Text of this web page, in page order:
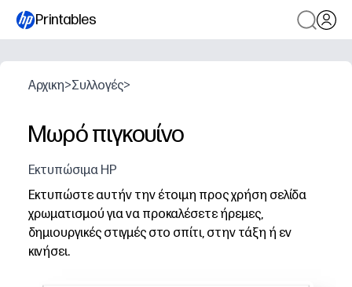
Printables
Αρχικη>Συλλογές>
Μωρό πιγκουίνο
Εκτυπώσιμα HP
Εκτυπώστε αυτήν την έτοιμη προς χρήση σελίδα
χρωματισμού για να προκαλέσετε ήρεμες,
δημιουργικές στιγμές στο σπίτι, στην τάξη ή εν
κινήσει.